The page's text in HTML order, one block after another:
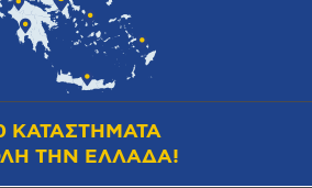
ΚΑΤΑΣΤΗΜΑΤΑ
ΤΗΝ ΕΛΛΑΔΑ!